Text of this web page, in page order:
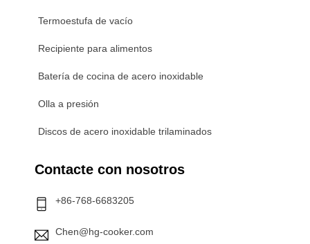
Termoestufa de vacío
Recipiente para alimentos
Batería de cocina de acero inoxidable
Olla a presión
Discos de acero inoxidable trilaminados
Contacte con nosotros
+86-768-6683205
Chen@hg-cooker.com